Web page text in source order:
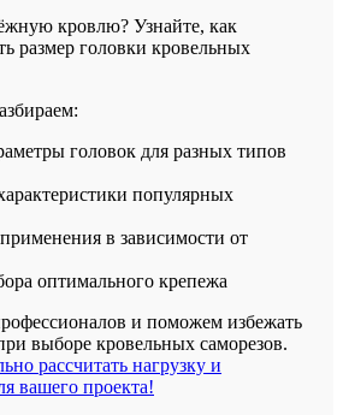
кровлю? Узнайте, как
размер головки кровельных
головок для разных типов
популярных
в зависимости от
оптимального крепежа
и поможем избежать
выборе кровельных саморезов.
рассчитать нагрузку и
вашего проекта!